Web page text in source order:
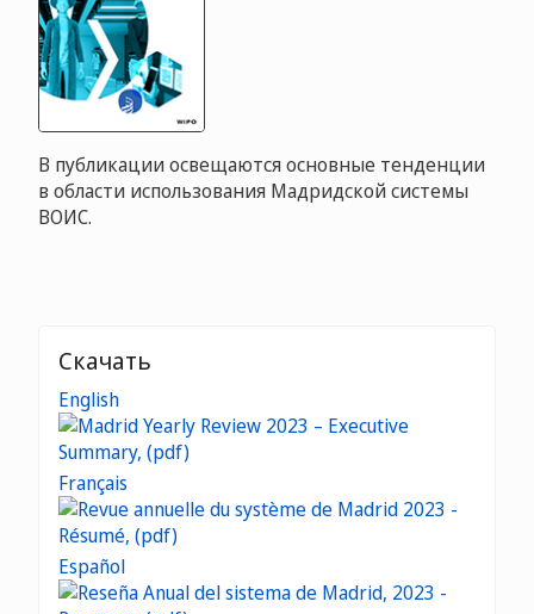
В публикации освещаются основные тенденции
в области использования Мадридской системы
ВОИС.
Скачать
English
Français
Español